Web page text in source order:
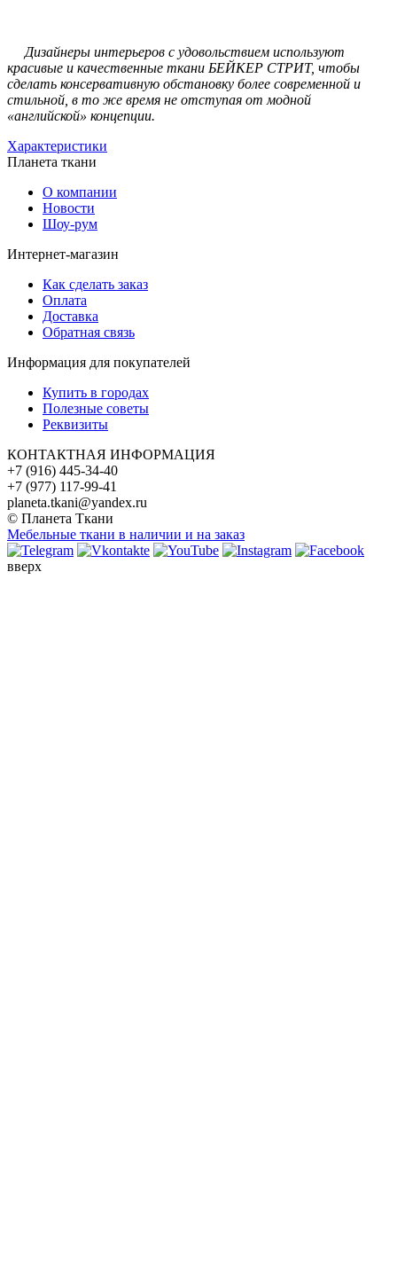
Дизайнеры интерьеров с удовольствием используют
красивые и качественные ткани БЕЙКЕР СТРИТ, чтобы
сделать консервативную обстановку более современной и
стильной, в то же время не отступая от модной
«английской» концепции.
Характеристики
Планета ткани
О компании
Новости
Шоу-рум
Интернет-магазин
Как сделать заказ
Оплата
Доставка
Обратная связь
Информация для покупателей
Купить в городах
Полезные советы
Реквизиты
КОНТАКТНАЯ ИНФОРМАЦИЯ
+7 (916) 445-34-40
+7 (977) 117-99-41
planeta.tkani@yandex.ru
© Планета Ткани
Мебельные ткани в наличии и на заказ
вверх